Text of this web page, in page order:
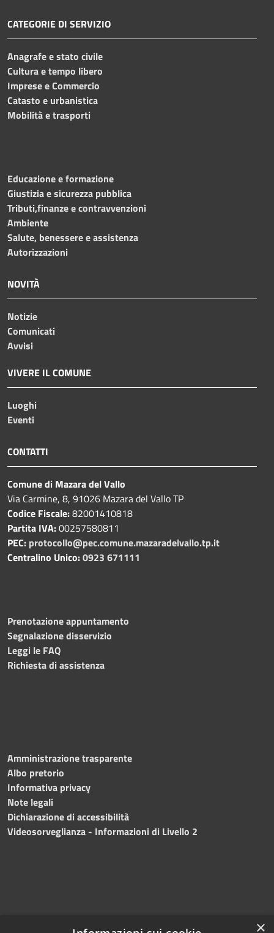
CATEGORIE DI SERVIZIO
Anagrafe e stato civile
Cultura e tempo libero
Imprese e Commercio
Catasto e urbanistica
Mobilità e trasporti
Educazione e formazione
Giustizia e sicurezza pubblica
Tributi,finanze e contravvenzioni
Ambiente
Salute, benessere e assistenza
Autorizzazioni
NOVITÀ
Notizie
Comunicati
Avvisi
VIVERE IL COMUNE
Luoghi
Eventi
CONTATTI
Comune di Mazara del Vallo
Via Carmine, 8, 91026 Mazara del Vallo TP
Codice Fiscale:82001410818
Partita IVA:00257580811
PEC: protocollo@pec.comune.mazaradelvallo.tp.it
Centralino Unico:0923 671111
Prenotazione appuntamento
Segnalazione disservizio
Leggi le FAQ
Richiesta di assistenza
Amministrazione trasparente
Albo pretorio
Informativa privacy
Note legali
Dichiarazione di accessibilità
Videosorveglianza - Informazioni di Livello 2
×